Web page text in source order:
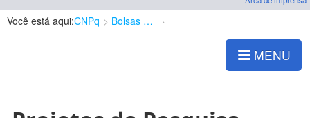
Você está aqui:CNPq Bolsas e Auxílios Vigentes
MENU